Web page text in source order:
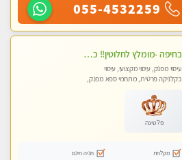
055-4532259
בחיפה -מומלץ לחלוטין!! כל סוגי העיסויים מעסה מקצועית ואיכותית פרטי!!!
עיסוי מפנק, עיסוי מקצועי, עיסוי
בקלניקה פרטית, מתחמי ספא מפנק,
טנטרה
פלטינה
מקלחת
חניה חינם